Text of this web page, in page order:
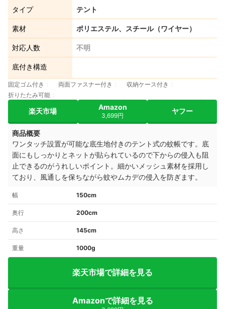
タイプ テント
素材 ポリエステル、スチール（ワイヤー）
対応人数 不明
底付き構造
固定ゴム付き 両面ファスナー付き
収納ケース付き
折りたたみ可能
楽天市場 Amazon
3,699円
ヤフー
商品概要
ワンタッチ設置が可能な底生地付きのテント式の蚊帳です。底
面にもしっかりとネットが貼られているので下からの侵入も阻
止できるのがうれしいポイント。細かいメッシュ素材を採用し
ており、風通しを保ちながら蚊やムカデの侵入を防ぎます。
幅 150cm
奥行 200cm
高さ 145cm
重量 1000g
楽天市場で詳細を見る
Amazonで詳細を見る